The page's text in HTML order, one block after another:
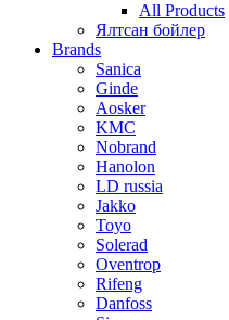
All Products
Ялтсан бойлер
Brands
Sanica
Ginde
Aosker
KMC
Nobrand
Hanolon
LD russia
Jakko
Toyo
Solerad
Oventrop
Rifeng
Danfoss